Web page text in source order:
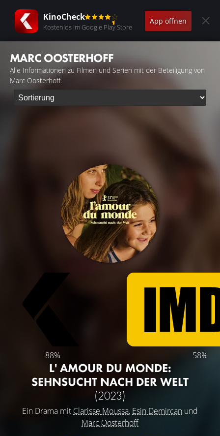
KinoCheck
Kostenlos im Google Play Store
App öffnen
MARC OOSTERHOFF
Alle Informationen zu Filmen und Serien mit der Beteiligung von
Marc Oosterhoff.
88% 58%
L' AMOUR DU MONDE:
SEHNSUCHT NACH DER WELT
(2023)
Ein Drama mit Clarisse Moussa, Esin Demircan und
Marc Oosterhoff